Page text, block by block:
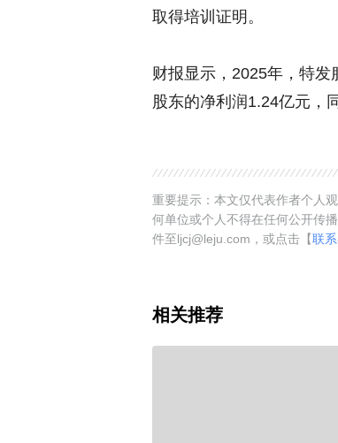
取得培训证明。
财报显示，2025年，特发
股东的净利润1.24亿元，
重要提示：本文仅代表作者个人
何单位或个人不得在任何公开传
件至ljcj@leju.com，或点击【联
相关推荐